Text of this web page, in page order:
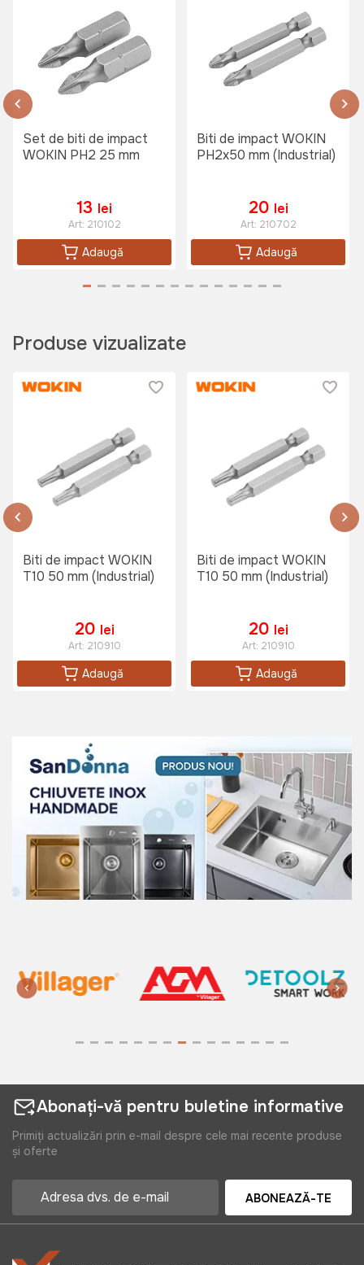
Set de biti de impact
WOKIN PH2 25 mm
13 lei
Art: 210102
Adaugă
Biti de impact WOKIN
PH2x50 mm (Industrial)
20 lei
Art: 210702
Adaugă
Produse vizualizate
Biti de impact WOKIN
T10 50 mm (Industrial)
20 lei
Art: 210910
Adaugă
Biti de impact WOKIN
T10 50 mm (Industrial)
20 lei
Art: 210910
Adaugă
Abonați-vă pentru buletine informative
Primiți actualizări prin e-mail despre cele mai recente produse
și oferte
ABONEAZĂ-TE